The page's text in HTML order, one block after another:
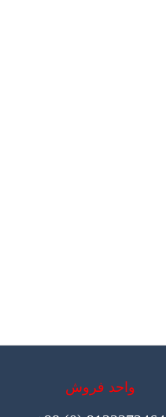
واحد فروش